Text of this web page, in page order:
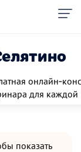
для
показать